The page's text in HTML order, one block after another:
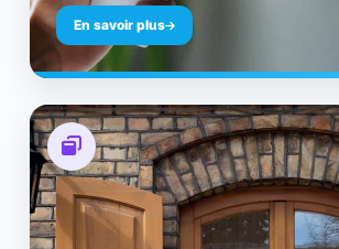
En savoir plus